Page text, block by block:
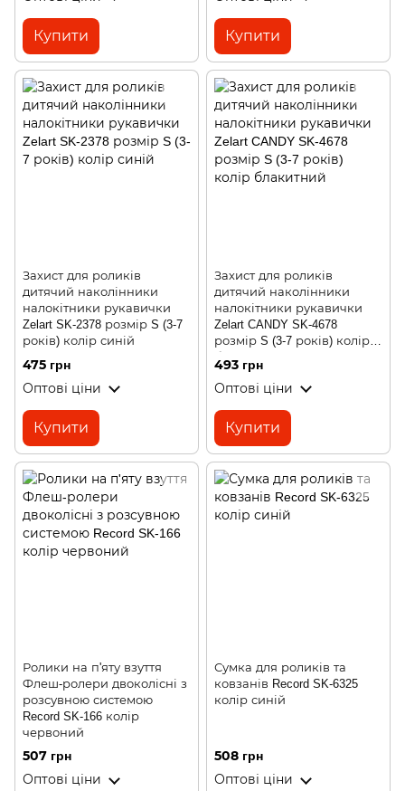
Купити Купити
Захист для роликів
дитячий наколінники
налокітники рукавички
Zelart SK-2378 розмір S (3-7
років) колір синій
475 грн
Оптові ціни
Купити
Захист для роликів
дитячий наколінники
налокітники рукавички
Zelart CANDY SK-4678
розмір S (3-7 років) колір
493 грн
Оптові ціни
Купити
Ролики на п'яту взуття
Флеш-ролери двоколісні з
розсувною системою
Record SK-166 колір
червоний
507 грн
Оптові ціни
Сумка для роликів та
ковзанів Record SK-6325
колір синій
508 грн
Оптові ціни